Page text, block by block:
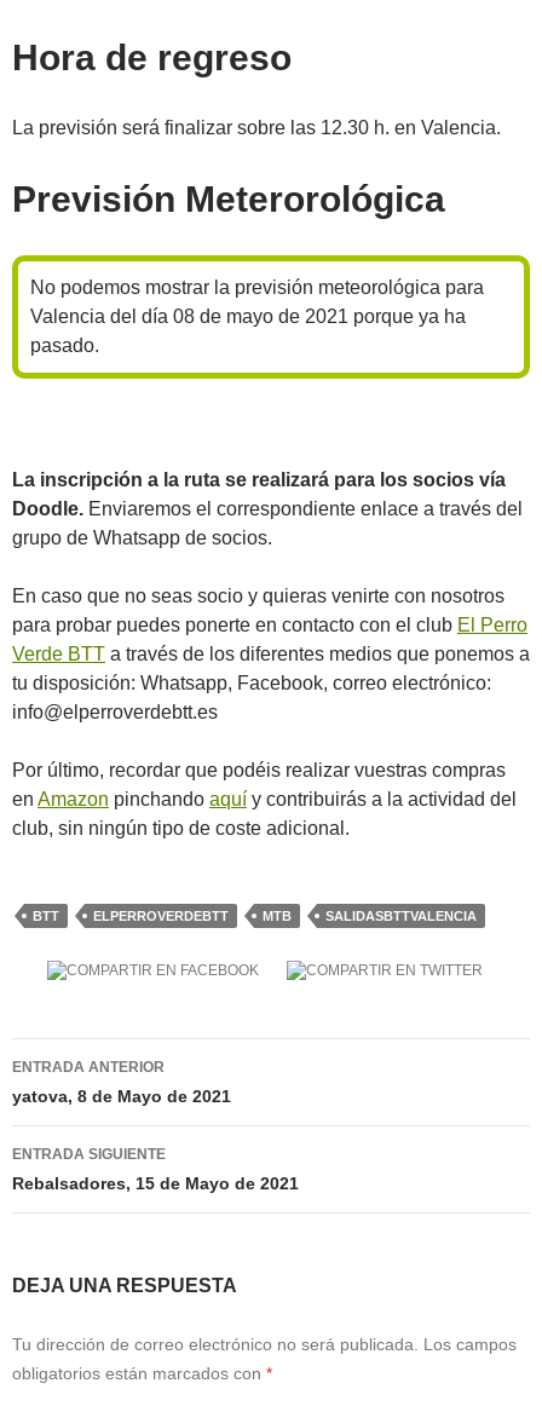
Hora de regreso
La previsión será finalizar sobre las 12.30 h. en Valencia.
Previsión Meterorológica
No podemos mostrar la previsión meteorológica para
Valencia del día 08 de mayo de 2021 porque ya ha
pasado.
La inscripción a la ruta se realizará para los socios vía
Doodle. Enviaremos el correspondiente enlace a través del
grupo de Whatsapp de socios.
En caso que no seas socio y quieras venirte con nosotros
para probar puedes ponerte en contacto con el club El Perro
Verde BTT a través de los diferentes medios que ponemos a
tu disposición: Whatsapp, Facebook, correo electrónico:
info@elperroverdebtt.es
Por último, recordar que podéis realizar vuestras compras
en Amazon pinchando aquí y contribuirás a la actividad del
club, sin ningún tipo de coste adicional.
BTT ELPERROVERDEBTT MTB SALIDASBTTVALENCIA
Navegación
de
entradas
ENTRADA ANTERIOR
yatova, 8 de Mayo de 2021
ENTRADA SIGUIENTE
Rebalsadores, 15 de Mayo de 2021
DEJA UNA RESPUESTA
Tu dirección de correo electrónico no será publicada.
Los campos
obligatorios están marcados con *